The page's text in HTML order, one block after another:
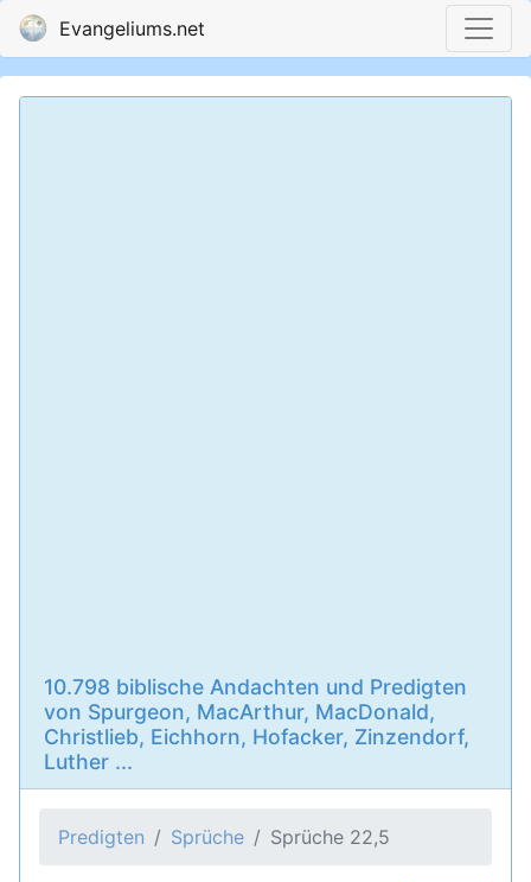
Evangeliums.net
10.798 biblische Andachten und Predigten
von Spurgeon, MacArthur, MacDonald,
Christlieb, Eichhorn, Hofacker, Zinzendorf,
Luther ...
Predigten Sprüche Sprüche 22,5